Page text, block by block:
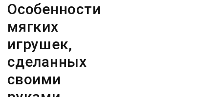
Особенности
мягких
игрушек,
сделанных
своими